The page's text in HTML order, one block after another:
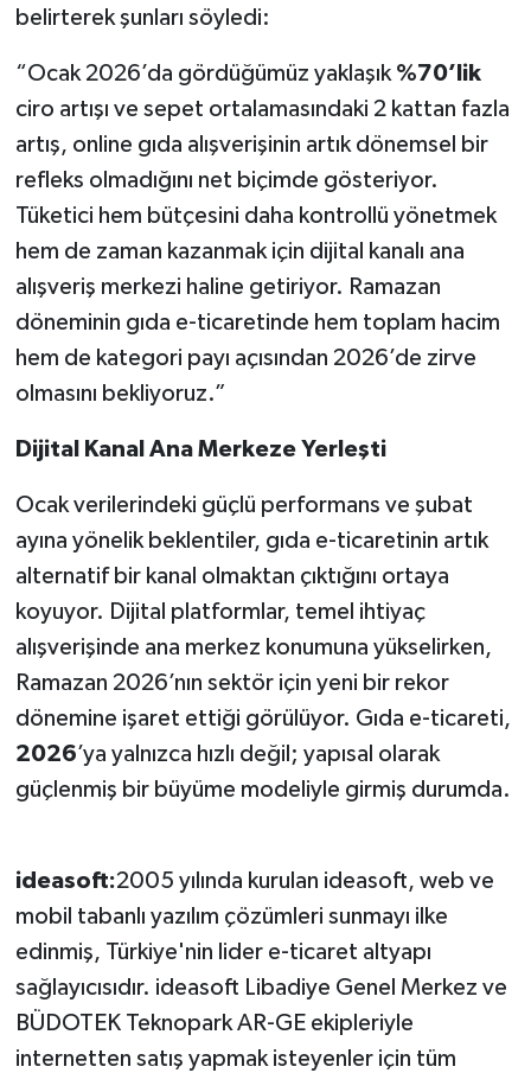
belirterek şunları söyledi:
“Ocak 2026’da gördüğümüz yaklaşık %70’lik
ciro artışı ve sepet ortalamasındaki 2 kattan fazla
artış, online gıda alışverişinin artık dönemsel bir
refleks olmadığını net biçimde gösteriyor.
Tüketici hem bütçesini daha kontrollü yönetmek
hem de zaman kazanmak için dijital kanalı ana
alışveriş merkezi haline getiriyor. Ramazan
döneminin gıda e-ticaretinde hem toplam hacim
hem de kategori payı açısından 2026’de zirve
olmasını bekliyoruz.”
Dijital Kanal Ana Merkeze Yerleşti
Ocak verilerindeki güçlü performans ve şubat
ayına yönelik beklentiler, gıda e-ticaretinin artık
alternatif bir kanal olmaktan çıktığını ortaya
koyuyor. Dijital platformlar, temel ihtiyaç
alışverişinde ana merkez konumuna yükselirken,
Ramazan 2026’nın sektör için yeni bir rekor
dönemine işaret ettiği görülüyor. Gıda e-ticareti,
2026’ya yalnızca hızlı değil; yapısal olarak
güçlenmiş bir büyüme modeliyle girmiş durumda.
ideasoft:2005 yılında kurulan ideasoft, web ve
mobil tabanlı yazılım çözümleri sunmayı ilke
edinmiş, Türkiye'nin lider e-ticaret altyapı
sağlayıcısıdır. ideasoft Libadiye Genel Merkez ve
BÜDOTEK Teknopark AR-GE ekipleriyle
internetten satış yapmak isteyenler için tüm